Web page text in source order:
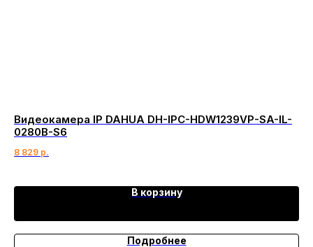
Видеокамера IP DAHUA DH-IPC-HDW1239VP-SA-IL-
0280B-S6
8 829 р.
В корзину
Подробнее